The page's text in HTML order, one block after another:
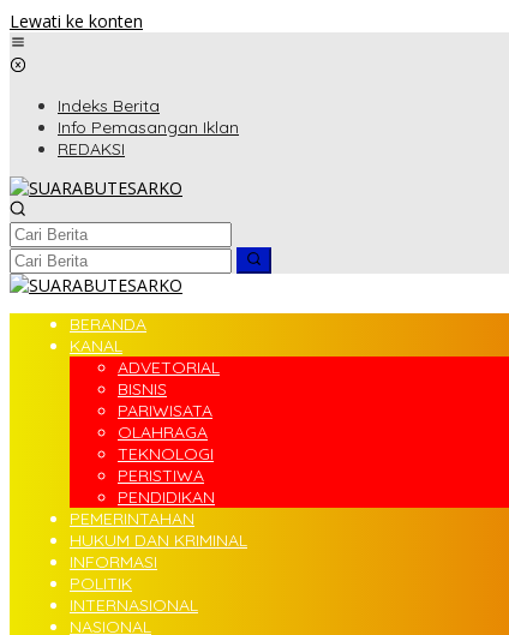
Lewati ke konten
Indeks Berita
Info Pemasangan Iklan
REDAKSI
BERANDA
KANAL
ADVETORIAL
BISNIS
PARIWISATA
OLAHRAGA
TEKNOLOGI
PERISTIWA
PENDIDIKAN
PEMERINTAHAN
HUKUM DAN KRIMINAL
INFORMASI
POLITIK
INTERNASIONAL
NASIONAL